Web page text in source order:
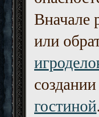
Вначале
или
гостиной.